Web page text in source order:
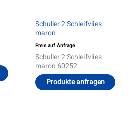
Schuller 2 Schleifvlies
maron
Preis auf Anfrage
Schuller 2 Schleifvlies
maron 60252
Produkte anfragen